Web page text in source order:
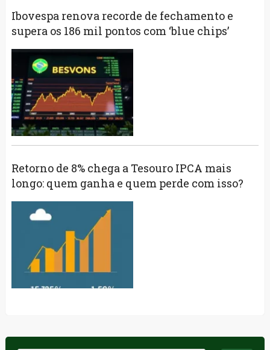
Ibovespa renova recorde de fechamento e
supera os 186 mil pontos com ‘blue chips’
Retorno de 8% chega a Tesouro IPCA mais
longo: quem ganha e quem perde com isso?